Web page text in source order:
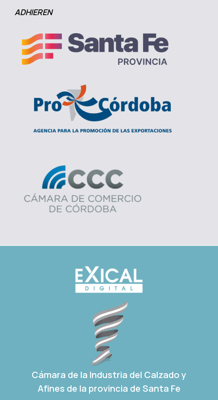
ADHIEREN
Cámara de la Industria del Calzado y
Afines de la provincia de Santa Fe